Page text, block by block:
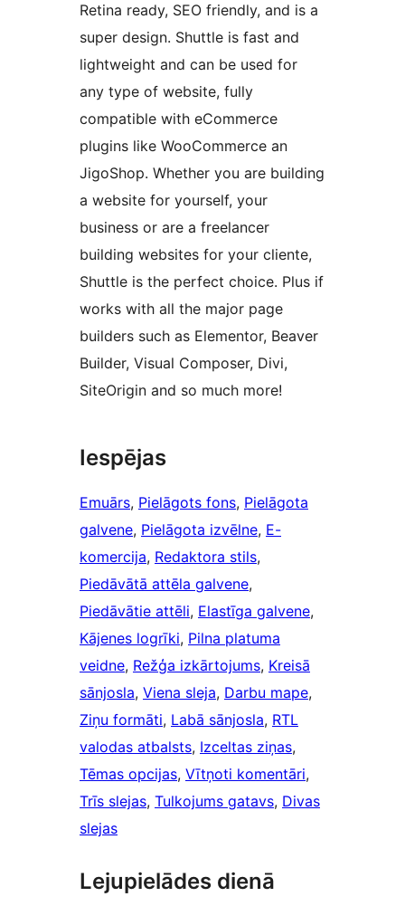
Retina ready, SEO friendly, and is a
super design. Shuttle is fast and
lightweight and can be used for
any type of website, fully
compatible with eCommerce
plugins like WooCommerce an
JigoShop. Whether you are building
a website for yourself, your
business or are a freelancer
building websites for your cliente,
Shuttle is the perfect choice. Plus if
works with all the major page
builders such as Elementor, Beaver
Builder, Visual Composer, Divi,
SiteOrigin and so much more!
Iespējas
Emuārs, Pielāgots fons, Pielāgota
galvene, Pielāgota izvēlne, E-
komercija, Redaktora stils
Piedāvātā attēla galvene
Piedāvātie attēli, Elastīga galvene
Kājenes logrīki, Pilna platuma
veidne, Režģa izkārtojums, Kreisā
sānjosla, Viena sleja, Darbu mape
Ziņu formāti, Labā sānjosla, RTL
valodas atbalsts, Izceltas ziņas
Tēmas opcijas, Vītņoti komentāri
Trīs slejas, Tulkojums gatavs, Divas
slejas
Lejupielādes dienā